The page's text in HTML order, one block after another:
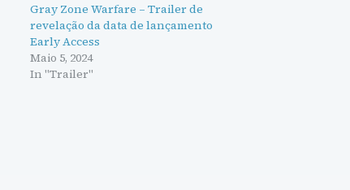
Gray Zone Warfare – Trailer de
revelação da data de lançamento
Early Access
Maio 5, 2024
In "Trailer"